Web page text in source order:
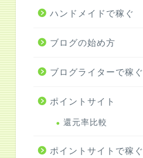
ハンドメイドで稼ぐ
ブログの始め方
ブログライターで稼ぐ
ポイントサイト
還元率比較
ポイントサイトで稼ぐ